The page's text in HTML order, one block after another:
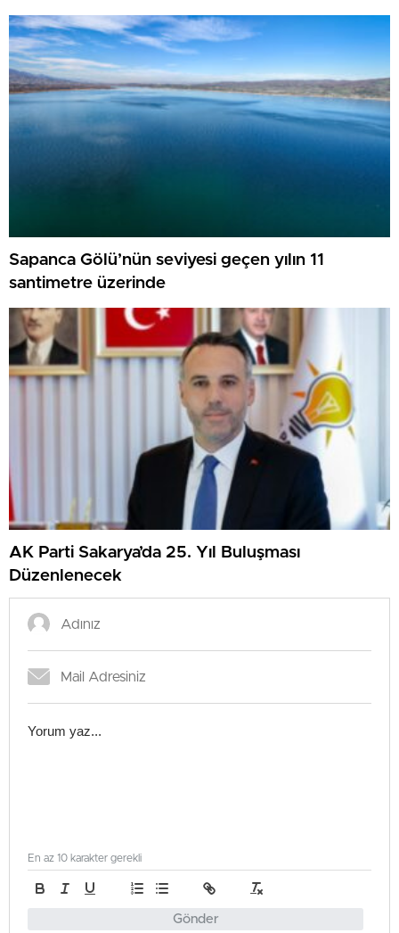
Sapanca Gölü’nün seviyesi geçen yılın 11
santimetre üzerinde
AK Parti Sakarya’da 25. Yıl Buluşması
Düzenlenecek
Gönder
En az 10 karakter gerekli